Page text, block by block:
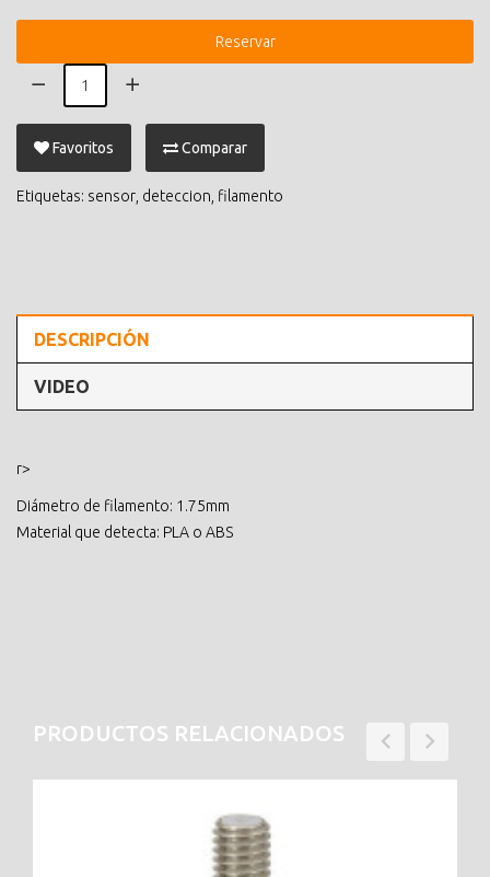
Reservar
Favoritos Comparar
Etiquetas: sensor deteccion filamento
DESCRIPCIÓN
VIDEO
r>
Diámetro de filamento: 1.75mm
Material que detecta: PLA o ABS
PRODUCTOS RELACIONADOS